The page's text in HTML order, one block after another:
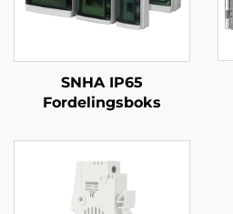
SNHA IP65
Fordelingsboks